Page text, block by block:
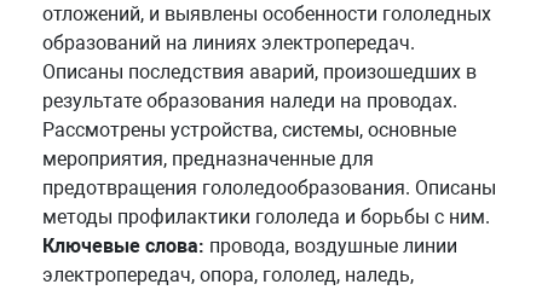
отложений, и выявлены особенности гололедных
образований на линиях электропередач.
Описаны последствия аварий, произошедших в
результате образования наледи на проводах.
Рассмотрены устройства, системы, основные
мероприятия, предназначенные для
предотвращения гололедообразования. Описаны
методы профилактики гололеда и борьбы с ним.
Ключевые слова: провода, воздушные линии
электропередач, опора, гололед, наледь,